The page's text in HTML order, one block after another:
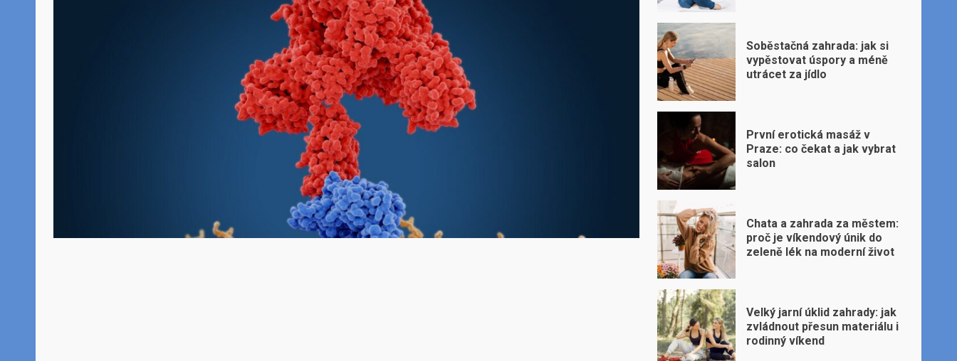
Soběstačná zahrada: jak si
vypěstovat úspory a méně
utrácet za jídlo
První erotická masáž v
Praze: co čekat a jak vybrat
salon
Chata a zahrada za městem:
proč je víkendový únik do
zeleně lék na moderní život
Velký jarní úklid zahrady: jak
zvládnout přesun materiálu i
rodinný víkend